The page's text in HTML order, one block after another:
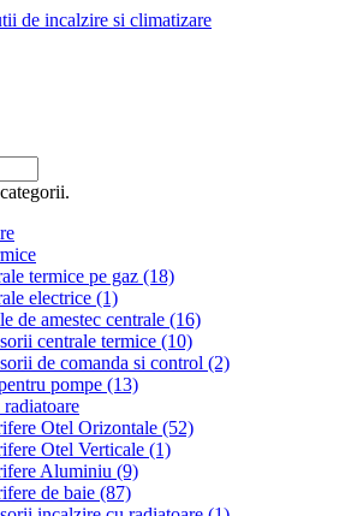
termice pe gaz (18)
electrice (1)
de amestec centrale (16)
centrale termice (10)
de comanda si control (2)
pompe (13)
Otel Orizontale (52)
Otel Verticale (1)
Aluminiu (9)
de baie (87)